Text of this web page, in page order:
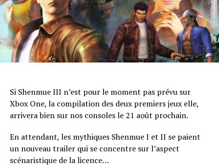
Si Shenmue III n’est pour le moment pas prévu sur
Xbox One, la compilation des deux premiers jeux elle,
arrivera bien sur nos consoles le 21 août prochain.
En attendant, les mythiques Shenmue I et II se paient
un nouveau trailer qui se concentre sur l’aspect
scénaristique de la licence…